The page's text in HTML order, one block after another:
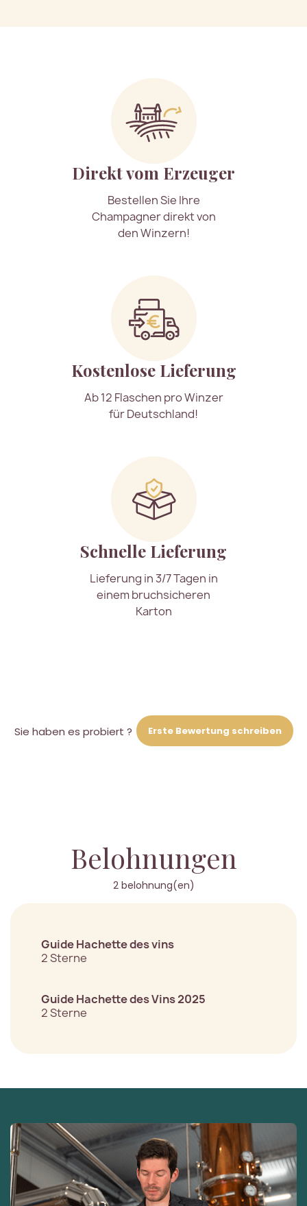
Direkt vom Erzeuger
Bestellen Sie Ihre
Champagner direkt von
den Winzern!
Kostenlose Lieferung
Ab 12 Flaschen pro Winzer
für Deutschland!
Schnelle Lieferung
Lieferung in 3/7 Tagen in
einem bruchsicheren
Karton
Sie haben es probiert ? Erste Bewertung schreiben
Belohnungen
2 belohnung(en)
Guide Hachette des vins
2 Sterne
Guide Hachette des Vins 2025
2 Sterne